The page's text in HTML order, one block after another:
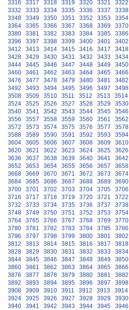
3316
3317 3318 3319 3320 3321 3322
3332
3333 3334 3335 3336 3337 3338
3348
3349 3350 3351 3352 3353 3354
3364
3365 3366 3367 3368 3369 3370
3380
3381 3382 3383 3384 3385 3386
3396
3397 3398 3399 3400 3401 3402
3412
3413 3414 3415 3416 3417 3418
3428
3429 3430 3431 3432 3433 3434
3444
3445 3446 3447 3448 3449 3450
3460
3461 3462 3463 3464 3465 3466
3476
3477 3478 3479 3480 3481 3482
3492
3493 3494 3495 3496 3497 3498
3508
3509 3510 3511 3512 3513 3514
3524
3525 3526 3527 3528 3529 3530
3540
3541 3542 3543 3544 3545 3546
3556
3557 3558 3559 3560 3561 3562
3572
3573 3574 3575 3576 3577 3578
3588
3589 3590 3591 3592 3593 3594
3604
3605 3606 3607 3608 3609 3610
3620
3621 3622 3623 3624 3625 3626
3636
3637 3638 3639 3640 3641 3642
3652
3653 3654 3655 3656 3657 3658
3668
3669 3670 3671 3672 3673 3674
3684
3685 3686 3687 3688 3689 3690
3700
3701 3702 3703 3704 3705 3706
3716
3717 3718 3719 3720 3721 3722
3732
3733 3734 3735 3736 3737 3738
3748
3749 3750 3751 3752 3753 3754
3764
3765 3766 3767 3768 3769 3770
3780
3781 3782 3783 3784 3785 3786
3796
3797 3798 3799 3800 3801 3802
3812
3813 3814 3815 3816 3817 3818
3828
3829 3830 3831 3832 3833 3834
3844
3845 3846 3847 3848 3849 3850
3860
3861 3862 3863 3864 3865 3866
3876
3877 3878 3879 3880 3881 3882
3892
3893 3894 3895 3896 3897 3898
3908
3909 3910 3911 3912 3913 3914
3924
3925 3926 3927 3928 3929 3930
3940
3941 3942 3943 3944 3945 3946